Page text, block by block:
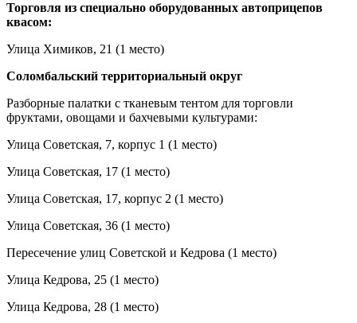
Торговля из специально оборудованных автоприцепов
квасом:
Улица Химиков, 21 (1 место)
Соломбальский территориальный округ
Разборные палатки с тканевым тентом для торговли
фруктами, овощами и бахчевыми культурами:
Улица Советская, 7, корпус 1 (1 место)
Улица Советская, 17 (1 место)
Улица Советская, 17, корпус 2 (1 место)
Улица Советская, 36 (1 место)
Пересечение улиц Советской и Кедрова (1 место)
Улица Кедрова, 25 (1 место)
Улица Кедрова, 28 (1 место)